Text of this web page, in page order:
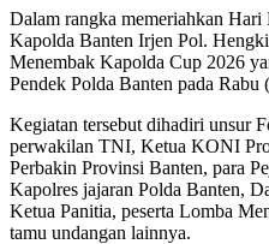
Dalam rangka memeriahkan
Kapolda Banten Irjen Pol.
Menembak Kapolda Cup 2026
Pendek Polda Banten pada Rabu
Kegiatan tersebut dihadiri unsur
perwakilan TNI, Ketua KONI
Perbakin Provinsi Banten, para
Kapolres jajaran Polda Banten,
Ketua Panitia, peserta Lomba
tamu undangan lainnya.